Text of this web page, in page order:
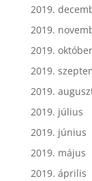
2019.
2019.
2019. október
2019.
2019.
2019. július
2019. június
2019. május
2019. április